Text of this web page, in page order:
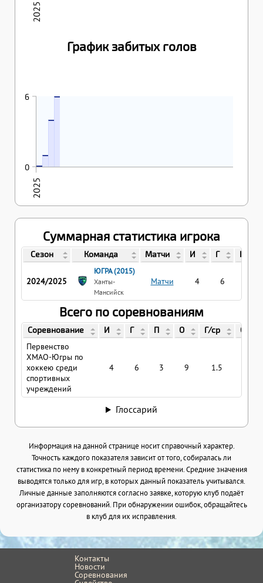
2025
График забитых голов
0
6
2025
25.04.2025
Суммарная статистика игрока
Сезон Команда Матчи И Г П
2024/2025
ЮГРА (2015)
Ханты-
Мансийск
Матчи 4 6
Всего по соревнованиям
Соревнование И Г П О Г/ср О/ср
Первенство
ХМАО-Югры по
хоккею среди
спортивных
учреждений
4 6 3 9 1.5
Глоссарий
Информация на данной странице носит справочный характер.
Точность каждого показателя зависит от того, собиралась ли
статистика по нему в конкретный период времени. Средние значения
выводятся только для игр, в которых данный показатель учитывался.
Личные данные заполняются согласно заявке, которую клуб подаёт
организатору соревнований. При обнаружении ошибок, обращайтесь
в клуб для их исправления.
Контакты
Новости
Соревнования